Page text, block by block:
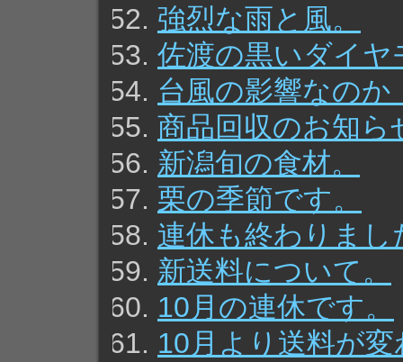
強烈な雨と風。
佐渡の黒いダイヤ
台風の影響なのか
商品回収のお知ら
新潟旬の食材。
栗の季節です。
連休も終わりまし
新送料について。
10月の連休です。
10月より送料が